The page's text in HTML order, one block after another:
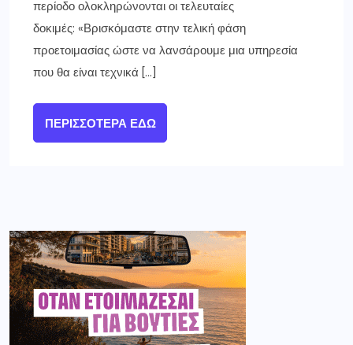
περίοδο ολοκληρώνονται οι τελευταίες
δοκιμές: «Βρισκόμαστε στην τελική φάση
προετοιμασίας ώστε να λανσάρουμε μια υπηρεσία
που θα είναι τεχνικά […]
ΠΕΡΙΣΣΌΤΕΡΑ ΕΔΏ